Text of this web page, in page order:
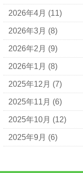
2026年4月 (11)
2026年3月 (8)
2026年2月 (9)
2026年1月 (8)
2025年12月 (7)
2025年11月 (6)
2025年10月 (12)
2025年9月 (6)